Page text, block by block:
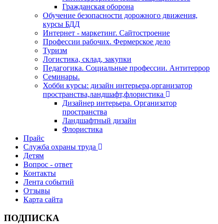
Гражданская оборона
Обучение безопасности дорожного движения,
курсы БДД
Интернет - маркетинг. Сайтостроение
Профессии рабочих. Фермерское дело
Туризм
Логистика, склад, закупки
Педагогика. Социальные профессии. Антитеррор
Семинары.
Хобби курсы: дизайн интерьера,организатор
пространства,ландшафт,флористика
Дизайнер интерьера. Организатор
пространства
Ландшафтный дизайн
Флористика
Прайс
Служба охраны труда
Детям
Вопрос - ответ
Контакты
Лента событий
Отзывы
Карта сайта
ПОДПИСКА